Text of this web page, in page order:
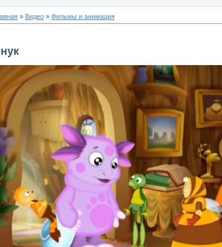
» Видео » Фильмы и анимация